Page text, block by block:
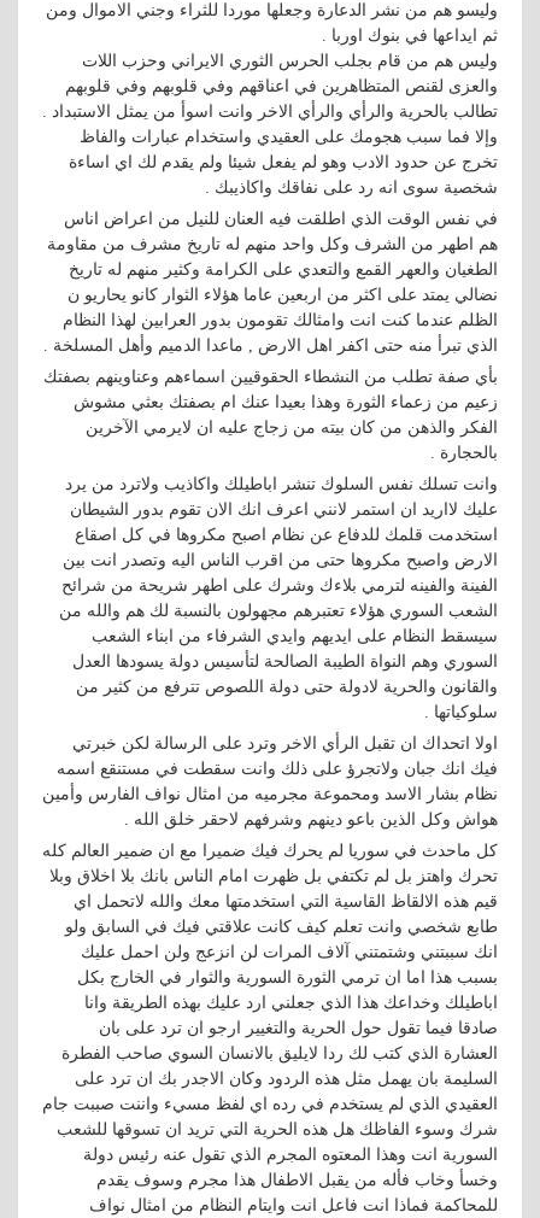
وليسو هم من نشر الدعارة وجعلها موردا للثراء وجني الاموال ومن
ثم ايداعها في بنوك اوربا .
وليس هم من قام بجلب الحرس الثوري الايراني وحزب اللات
والعزى لقنص المتظاهرين في اعناقهم وفي قلوبهم وفي قلوبهم
تطالب بالحرية والرأي والرأي الاخر وانت اسوأ من يمثل الاستبداد .
وإلا فما سبب هجومك على العقيدي واستخدام عبارات والفاظ
تخرج عن حدود الادب وهو لم يفعل شيئا ولم يقدم لك اي اساءة
شخصية سوى انه رد على نفاقك واكاذيبك .
في نفس الوقت الذي اطلقت فيه العنان للنيل من اعراض اناس
هم اطهر من الشرف وكل واحد منهم له تاريخ مشرف من مقاومة
الطغيان والعهر القمع والتعدي على الكرامة وكثير منهم له تاريخ
نضالي يمتد على اكثر من اربعين عاما هؤلاء الثوار كانو يحاريو ن
الظلم عندما كنت انت وامثالك تقومون بدور العرابين لهذا النظام
الذي تبرأ منه حتى اكفر اهل الارض , ماعدا الدميم وأهل المسلخة .
بأي صفة تطلب من النشطاء الحقوقيين اسماءهم وعناوينهم بصفتك
زعيم من زعماء الثورة وهذا بعيدا عنك ام بصفتك بعثي مشوش
الفكر والذهن من كان بيته من زجاج عليه ان لايرمي الآخرين
بالحجارة .
وانت تسلك نفس السلوك تنشر اباطيلك واكاذيب ولاترد من يرد
عليك لااريد ان استمر لانني اعرف انك الان تقوم بدور الشيطان
استخدمت قلمك للدفاع عن نظام اصبح مكروها في كل اصقاع
الارض واصبح مكروها حتى من اقرب الناس اليه وتصدر انت بين
الفينة والفينه لترمي بلاءك وشرك على اطهر شريحة من شرائح
الشعب السوري هؤلاء تعتبرهم مجهولون بالنسبة لك هم والله من
سيسقط النظام على ايديهم وايدي الشرفاء من ابناء الشعب
السوري وهم النواة الطيبة الصالحة لتأسيس دولة يسودها العدل
والقانون والحرية لادولة حتى دولة اللصوص تترفع من كثير من
سلوكياتها .
اولا اتحداك ان تقبل الرأي الاخر وترد على الرسالة لكن خبرتي
فيك انك جبان ولاتجرؤ على ذلك وانت سقطت في مستنقع اسمه
نظام بشار الاسد ومحموعة مجرميه من امثال نواف الفارس وأمين
هواش وكل الذين باعو دينهم وشرفهم لاحقر خلق الله .
كل ماحدث في سوريا لم يحرك فيك ضميرا مع ان ضمير العالم كله
تحرك واهتز بل لم تكتفي بل ظهرت امام الناس بانك بلا اخلاق وبلا
قيم هذه الالقاظ القاسية التي استخدمتها معك والله لاتحمل اي
طابع شخصي وانت تعلم كيف كانت علاقتي فيك في السابق ولو
انك سببتني وشتمتني آلاف المرات لن انزعج ولن احمل عليك
بسبب هذا اما ان ترمي الثورة السورية والثوار في الخارج بكل
اباطيلك وخداعك هذا الذي جعلني ارد عليك بهذه الطريقة وانا
صادقا فيما تقول حول الحرية والتغيير ارجو ان ترد على بان
العشارة الذي كتب لك ردا لايليق بالانسان السوي صاحب الفطرة
السليمة بان يهمل مثل هذه الردود وكان الاجدر بك ان ترد على
العقيدي الذي لم يستخدم في رده اي لفظ مسيء واننت صببت جام
شرك وسوء الفاظك هل هذه الحرية التي تريد ان تسوقها للشعب
السورية انت وهذا المعتوه المجرم الذي تقول عنه رئيس دولة
وخسأ وخاب فأله من يقبل الاطفال هذا مجرم وسوف يقدم
للمحاكمة فماذا انت فاعل انت وايتام النظام من امثال نواف